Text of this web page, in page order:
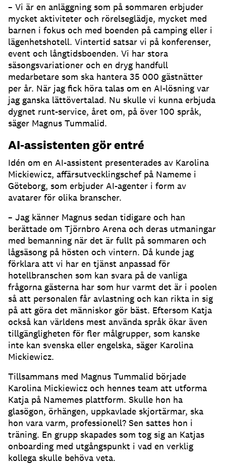
– Vi är en anläggning som på sommaren erbjuder
mycket aktiviteter och rörelseglädje, mycket med
barnen i fokus och med boenden på camping eller i
lägenhetshotell. Vintertid satsar vi på konferenser,
event och långtidsboenden. Vi har stora
säsongsvariationer och en dryg handfull
medarbetare som ska hantera 35 000 gästnätter
per år. När jag fick höra talas om en AI-lösning var
jag ganska lättövertalad. Nu skulle vi kunna erbjuda
dygnet runt-service, året om, på över 100 språk,
säger Magnus Tummalid.
AI-assistenten gör entré
Idén om en AI-assistent presenterades av Karolina
Mickiewicz, affärsutvecklingschef på Nameme i
Göteborg, som erbjuder AI-agenter i form av
avatarer för olika branscher.
– Jag känner Magnus sedan tidigare och han
berättade om Tjörnbro Arena och deras utmaningar
med bemanning när det är fullt på sommaren och
lågsäsong på hösten och vintern. Då kunde jag
förklara att vi har en tjänst anpassad för
hotellbranschen som kan svara på de vanliga
frågorna gästerna har som hur varmt det är i poolen
så att personalen får avlastning och kan rikta in sig
på att göra det människor gör bäst. Eftersom Katja
också kan världens mest använda språk ökar även
tillgängligheten för fler målgrupper, som kanske
inte kan svenska eller engelska, säger Karolina
Mickiewicz.
Tillsammans med Magnus Tummalid började
Karolina Mickiewicz och hennes team att utforma
Katja på Namemes plattform. Skulle hon ha
glasögon, örhängen, uppkavlade skjortärmar, ska
hon vara varm, professionell? Sen sattes hon i
träning. En grupp skapades som tog sig an Katjas
onboarding med utgångspunkt i vad en verklig
kollega skulle behöva veta.